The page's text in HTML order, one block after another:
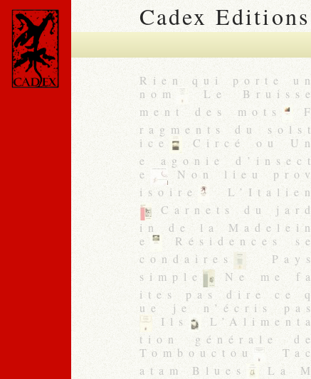
Cadex Editions
Rien qui porte un
nom
Le Bruisse
ment des mots
F
ragments du solst
ice
Circé ou Un
e agonie d’insect
e
Non lieu prov
isoire
L’Italien
Carnets du jard
in de la Madelein
e
Résidences se
condaires
Pays
simple
Ne me fa
ites pas dire ce q
ue je n’écris pas
Ils
L’Alimenta
tion générale de
Tombouctou
Tac
atam Blues
La M